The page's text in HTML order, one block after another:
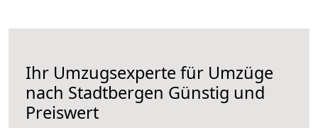
Ihr Umzugsexperte für Umzüge
nach Stadtbergen Günstig und
Preiswert